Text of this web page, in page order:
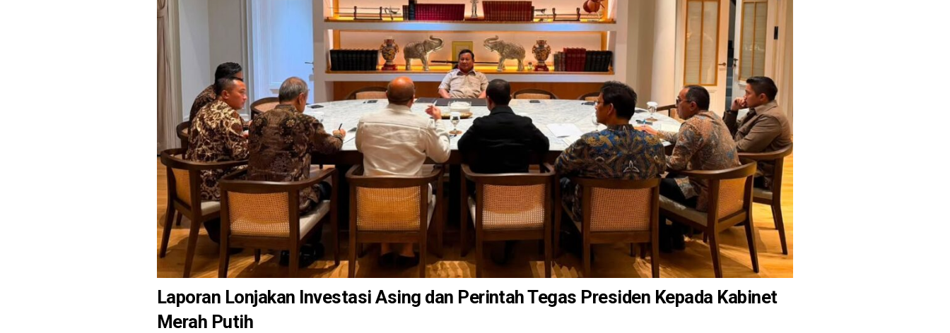
Laporan Lonjakan Investasi Asing dan Perintah Tegas Presiden Kepada Kabinet
Merah Putih